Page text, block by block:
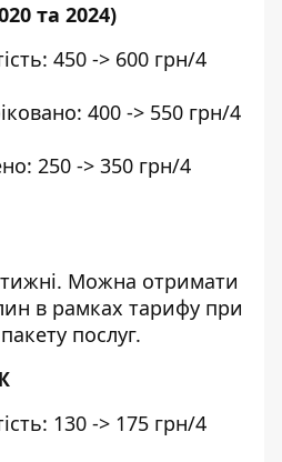
та 2024)
450 -> 600 грн/4
400 -> 550 грн/4
250 -> 350 грн/4
Можна отримати
в рамках тарифу при
послуг.
130 -> 175 грн/4